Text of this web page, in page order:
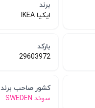
برند
ایکیا IKEA
بارکد
29603972
کشور صاحب برند
سوئد SWEDEN